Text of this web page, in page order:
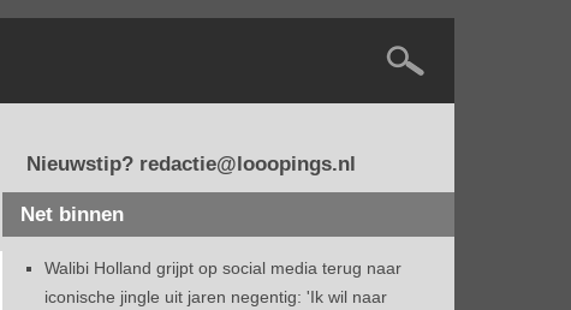
Nieuwstip? redactie@looopings.nl
Net binnen
Walibi Holland grijpt op social media terug naar
iconische jingle uit jaren negentig: 'Ik wil naar